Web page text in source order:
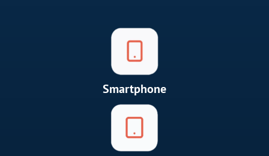
Smartphone